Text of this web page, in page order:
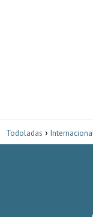
Todoladas